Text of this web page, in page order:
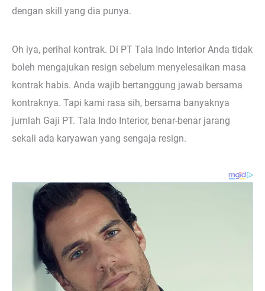
dengan skill yang dia punya.
Oh iya, perihal kontrak. Di PT Tala Indo Interior Anda tidak
boleh mengajukan resign sebelum menyelesaikan masa
kontrak habis. Anda wajib bertanggung jawab bersama
kontraknya. Tapi kami rasa sih, bersama banyaknya
jumlah Gaji PT. Tala Indo Interior, benar-benar jarang
sekali ada karyawan yang sengaja resign.